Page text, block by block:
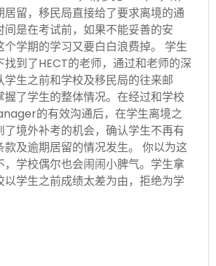
居留，移民局直接给了要求离境的通
间是在考试前，如果不能妥善的安
个学期的学习又要白白浪费掉。 学生
到了HECT的老师，通过和老师的深
学生之前和学校及移民局的往来邮
握了学生的整体情况。在经过和学校
的有效沟通后，在学生离境之
了境外补考的机会，确认学生不再有
款及逾期居留的情况发生。 你以为这
，学校偶尔也会闹闹小脾气。学生拿
以学生之前成绩太差为由，拒绝为学